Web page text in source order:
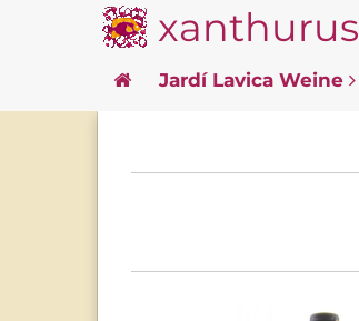
xanthurus
Jardí Lavica Weine